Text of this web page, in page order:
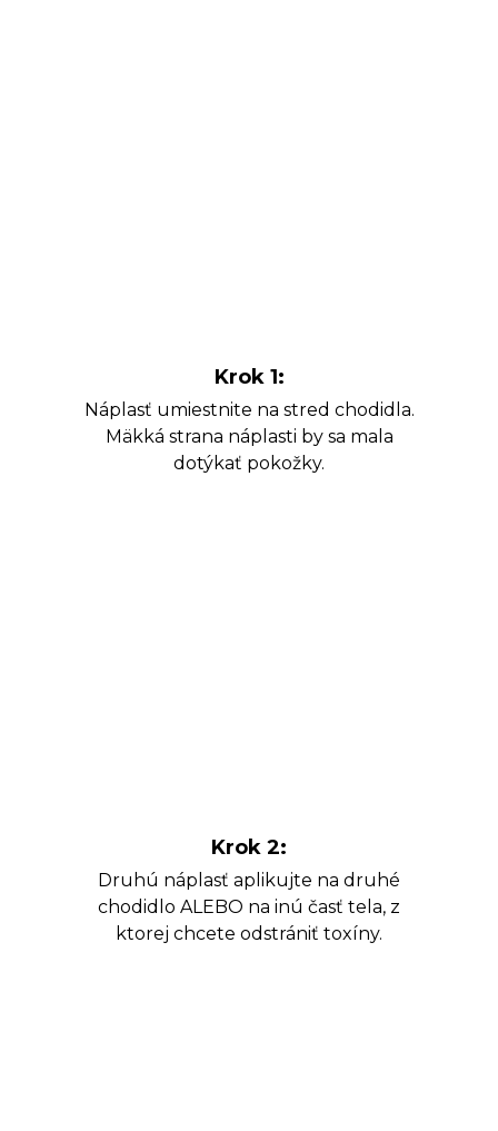
Krok 1:
Náplasť umiestnite na stred chodidla.
Mäkká strana náplasti by sa mala
dotýkať pokožky.
Krok 2:
Druhú náplasť aplikujte na druhé
chodidlo ALEBO na inú časť tela, z
ktorej chcete odstrániť toxíny.